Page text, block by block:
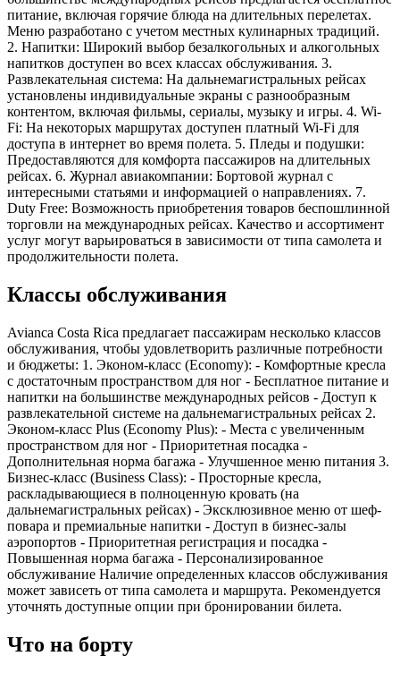
питание, включая горячие блюда на длительных перелетах.
Меню разработано с учетом местных кулинарных традиций.
2. Напитки: Широкий выбор безалкогольных и алкогольных
напитков доступен во всех классах обслуживания. 3.
Развлекательная система: На дальнемагистральных рейсах
установлены индивидуальные экраны с разнообразным
контентом, включая фильмы, сериалы, музыку и игры. 4. Wi-
Fi: На некоторых маршрутах доступен платный Wi-Fi для
доступа в интернет во время полета. 5. Пледы и подушки:
Предоставляются для комфорта пассажиров на длительных
рейсах. 6. Журнал авиакомпании: Бортовой журнал с
интересными статьями и информацией о направлениях. 7.
Duty Free: Возможность приобретения товаров беспошлинной
торговли на международных рейсах. Качество и ассортимент
услуг могут варьироваться в зависимости от типа самолета и
продолжительности полета.
Классы обслуживания
Avianca Costa Rica предлагает пассажирам несколько классов
обслуживания, чтобы удовлетворить различные потребности
и бюджеты: 1. Эконом-класс (Economy): - Комфортные кресла
с достаточным пространством для ног - Бесплатное питание и
напитки на большинстве международных рейсов - Доступ к
развлекательной системе на дальнемагистральных рейсах 2.
Эконом-класс Plus (Economy Plus): - Места с увеличенным
пространством для ног - Приоритетная посадка -
Дополнительная норма багажа - Улучшенное меню питания 3.
Бизнес-класс (Business Class): - Просторные кресла,
раскладывающиеся в полноценную кровать (на
дальнемагистральных рейсах) - Эксклюзивное меню от шеф-
повара и премиальные напитки - Доступ в бизнес-залы
аэропортов - Приоритетная регистрация и посадка -
Повышенная норма багажа - Персонализированное
обслуживание Наличие определенных классов обслуживания
может зависеть от типа самолета и маршрута. Рекомендуется
уточнять доступные опции при бронировании билета.
Что на борту